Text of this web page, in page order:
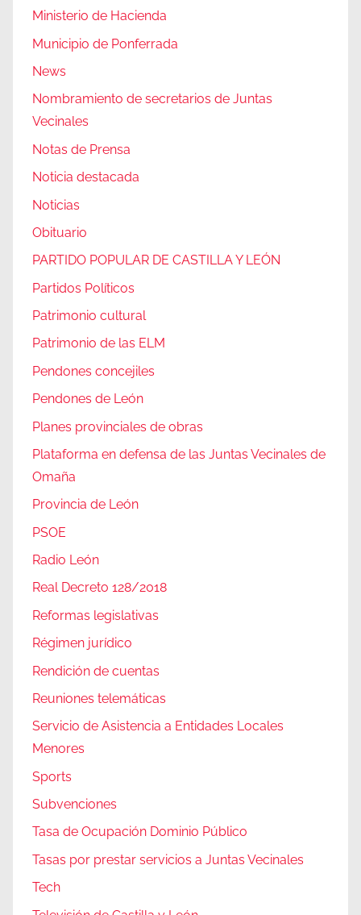
Ministerio de Hacienda
Municipio de Ponferrada
News
Nombramiento de secretarios de Juntas
Vecinales
Notas de Prensa
Noticia destacada
Noticias
Obituario
PARTIDO POPULAR DE CASTILLA Y LEÓN
Partidos Políticos
Patrimonio cultural
Patrimonio de las ELM
Pendones concejiles
Pendones de León
Planes provinciales de obras
Plataforma en defensa de las Juntas Vecinales de
Omaña
Provincia de León
PSOE
Radio León
Real Decreto 128/2018
Reformas legislativas
Régimen jurídico
Rendición de cuentas
Reuniones telemáticas
Servicio de Asistencia a Entidades Locales
Menores
Sports
Subvenciones
Tasa de Ocupación Dominio Público
Tasas por prestar servicios a Juntas Vecinales
Tech